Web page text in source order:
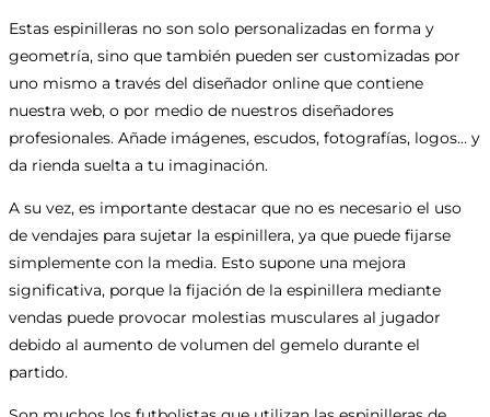
Estas espinilleras no son solo personalizadas en forma y
geometría, sino que también pueden ser customizadas por
uno mismo a través del diseñador online que contiene
nuestra web, o por medio de nuestros diseñadores
profesionales. Añade imágenes, escudos, fotografías, logos… y
da rienda suelta a tu imaginación.
A su vez, es importante destacar que no es necesario el uso
de vendajes para sujetar la espinillera, ya que puede fijarse
simplemente con la media. Esto supone una mejora
significativa, porque la fijación de la espinillera mediante
vendas puede provocar molestias musculares al jugador
debido al aumento de volumen del gemelo durante el
partido.